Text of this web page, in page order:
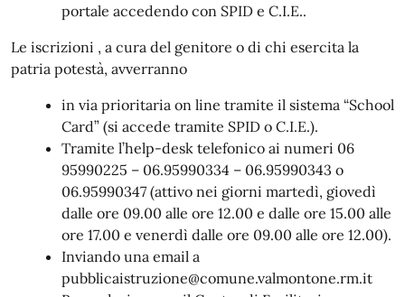
portale accedendo con SPID e C.I.E..
Le iscrizioni , a cura del genitore o di chi esercita la
patria potestà, avverranno
in via prioritaria on line tramite il sistema “School
Card” (si accede tramite SPID o C.I.E.).
Tramite l’help-desk telefonico ai numeri 06
95990225 – 06.95990334 – 06.95990343 o
06.95990347 (attivo nei giorni martedì, giovedì
dalle ore 09.00 alle ore 12.00 e dalle ore 15.00 alle
ore 17.00 e venerdì dalle ore 09.00 alle ore 12.00).
Inviando una email a
pubblicaistruzione@comune.valmontone.rm.it